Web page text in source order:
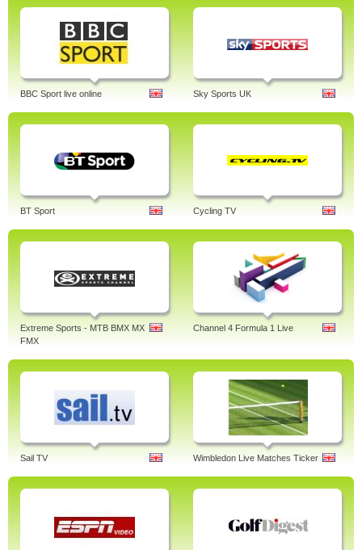
BBC Sport live online Sky Sports UK
BT Sport Cycling TV
Extreme Sports - MTB BMX MX
FMX
Channel 4 Formula 1 Live
Sail TV Wimbledon Live Matches Ticker